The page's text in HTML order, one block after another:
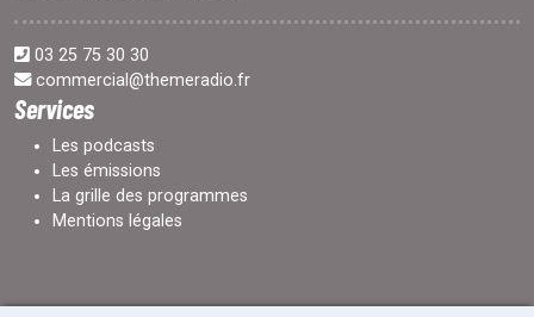
03 25 75 30 30
commercial@themeradio.fr
Services
Les podcasts
Les émissions
La grille des programmes
Mentions légales